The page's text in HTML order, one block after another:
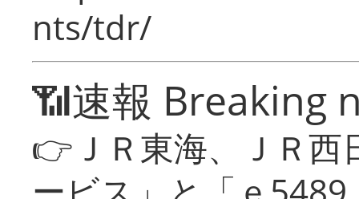
nts/tdr/
📶速報 Breaking
👉ＪＲ東海、ＪＲ